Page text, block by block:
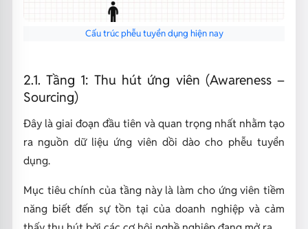
Cấu trúc phễu tuyển dụng hiện nay
2.1. Tầng 1: Thu hút ứng viên (Awareness –
Sourcing)
Đây là giai đoạn đầu tiên và quan trọng nhất nhằm tạo
ra nguồn dữ liệu ứng viên dồi dào cho phễu tuyển
dụng.
Mục tiêu chính của tầng này là làm cho ứng viên tiềm
năng biết đến sự tồn tại của doanh nghiệp và cảm